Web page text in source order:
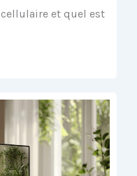
cellulaire et quel est